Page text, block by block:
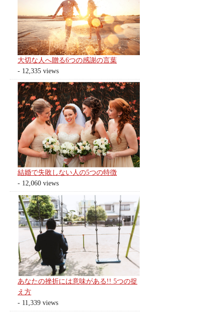
大切な人へ贈る6つの感謝の言葉
- 12,335 views
結婚で失敗しない人の5つの特徴
- 12,060 views
あなたの挫折には意味がある!! 5つの捉
え方
- 11,339 views